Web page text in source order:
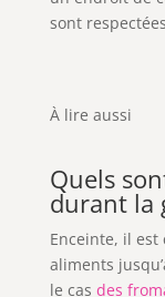
sont
À lire aussi
Quels
durant la
Enceinte, il
aliments
le cas des